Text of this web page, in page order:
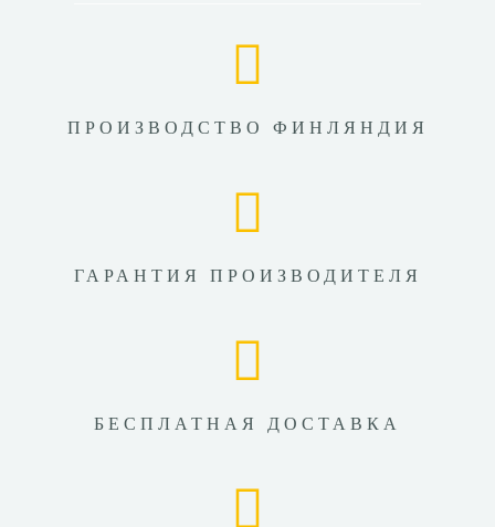
ПРОИЗВОДСТВО ФИНЛЯНДИЯ
ГАРАНТИЯ ПРОИЗВОДИТЕЛЯ
БЕСПЛАТНАЯ ДОСТАВКА